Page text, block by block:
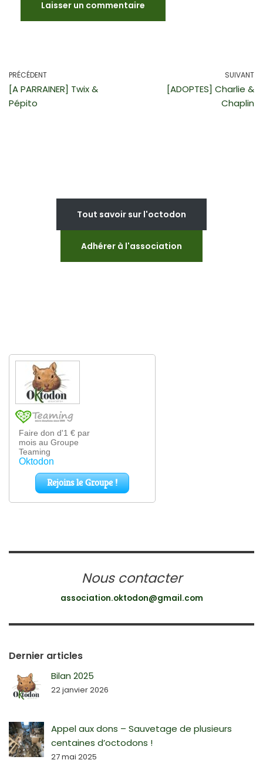
PRÉCÉDENT
[A PARRAINER] Twix &
Pépito
SUIVANT
[ADOPTES] Charlie &
Chaplin
Tout savoir sur l'octodon
Adhérer à l'association
Nous contacter
association.oktodon@gmail.com
Dernier articles
Bilan 2025
22 janvier 2026
Appel aux dons – Sauvetage de plusieurs
centaines d’octodons !
27 mai 2025